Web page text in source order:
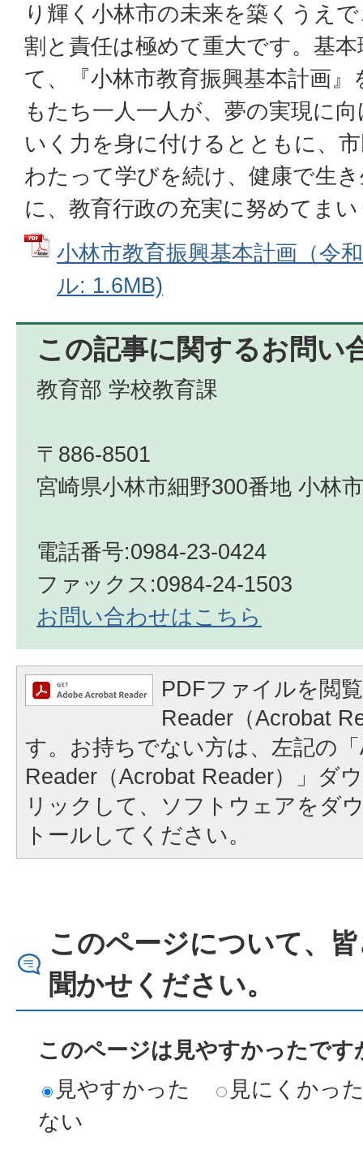
り輝く小林市の未来を築くうえ
割と責任は極めて重大です。基
て、『小林市教育振興基本計画
もたち一人一人が、夢の実現に
いく力を身に付けるとともに、
わたって学びを続け、健康で生
に、教育行政の充実に努めてま
小林市教育振興基本計画（令
ル: 1.6MB)
この記事に関するお問い
教育部 学校教育課
〒886-8501
宮崎県小林市細野300番地 小林
電話番号:0984-23-0424
ファックス:0984-24-1503
お問い合わせはこちら
PDFファイルを閲
Reader（Acrobat
す。お持ちでない方は、左記の
Reader（Acrobat Reader）」ダ
リックして、ソフトウェアをダ
トールしてください。
このページについて、
聞かせください。
このページは見やすかったです
見やすかった
見にくかっ
ない